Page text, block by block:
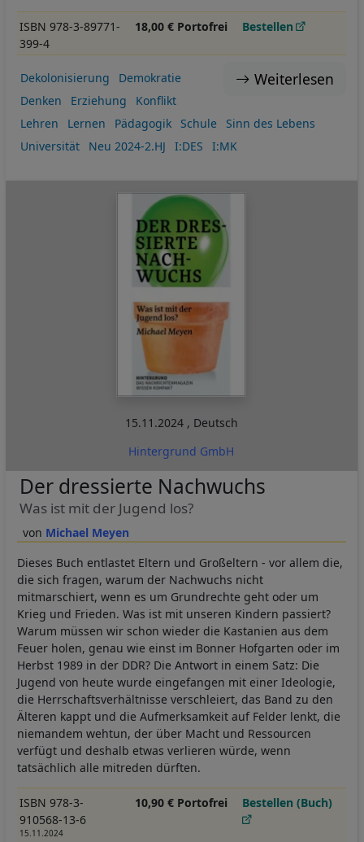
ISBN 978-3-89771-
399-4
18,00 € Portofrei Bestellen
Weiterlesen
Dekolonisierung
Demokratie
Denken
Erziehung
Konflikt
Lehren
Lernen Pädagogik Schule
Sinn des Lebens
Universität
Neu 2024-2.HJ I:DES I:MK
15.11.2024 , Deutsch
Hintergrund GmbH
Michael Meyen
Der dressierte Nachwuchs
Was ist mit der Jugend los?
Dieses Buch entlastet Eltern und Großeltern - vor allem die,
die sich fragen, warum der Nachwuchs nicht
mitmarschiert, wenn es um Grundrechte geht oder um
Krieg und Frieden. Was ist mit unseren Kindern passiert?
Warum müssen wir schon wieder die Kastanien aus dem
Feuer holen, genau wie einst im Bonner Hofgarten oder im
Herbst 1989 in der DDR? Die Antwort in einem Satz: Die
Jugend von heute wurde eingefangen mit einer Ideologie,
die Herrschaftsverhältnisse verschleiert, das Band zu den
Älteren kappt und die Aufmerksamkeit auf Felder lenkt, die
niemandem wehtun, der über Macht und Ressourcen
verfügt und deshalb etwas verlieren würde, wenn
tatsächlich alle mitreden dürften.
ISBN 978-3-
910568-13-6
15.11.2024
10,90 € Portofrei Bestellen (Buch)